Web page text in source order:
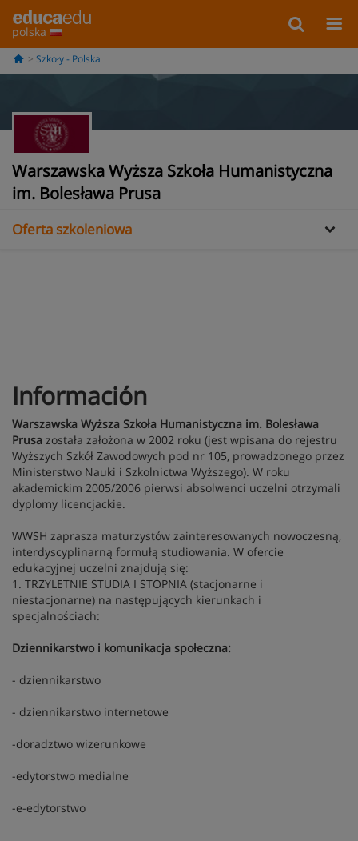
polska
Szkoły - Polska
Warszawska Wyższa Szkoła Humanistyczna
im. Bolesława Prusa
Informacje
Oferta szkoleniowa
Información
Warszawska Wyższa Szkoła Humanistyczna im. Bolesława
Prusa została założona w 2002 roku (jest wpisana do rejestru
Wyższych Szkół Zawodowych pod nr 105, prowadzonego przez
Ministerstwo Nauki i Szkolnictwa Wyższego). W roku
akademickim 2005/2006 pierwsi absolwenci uczelni otrzymali
dyplomy licencjackie.
WWSH zaprasza maturzystów zainteresowanych nowoczesną,
interdyscyplinarną formułą studiowania. W ofercie
edukacyjnej uczelni znajdują się:
1. TRZYLETNIE STUDIA I STOPNIA (stacjonarne i
niestacjonarne) na następujących kierunkach i
specjalnościach:
Dziennikarstwo i komunikacja społeczna:
- dziennikarstwo
- dziennikarstwo internetowe
-doradztwo wizerunkowe
-edytorstwo medialne
-e-edytorstwo